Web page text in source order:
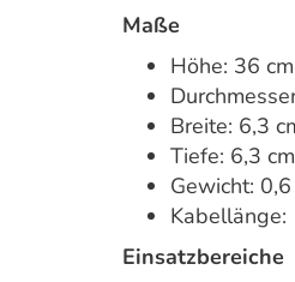
Maße
Höhe: 36 cm
Breite: 6,3
Tiefe: 6,3 cm
Gewicht:
Kabellänge:
Einsatzbereiche